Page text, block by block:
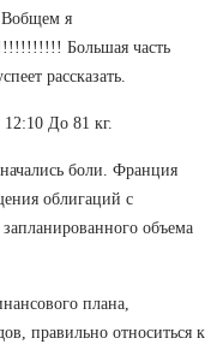
Вобщем я
Большая часть
рассказать.
До 81 кг.
боли. Франция
облигаций с
объема
плана,
правильно относиться к